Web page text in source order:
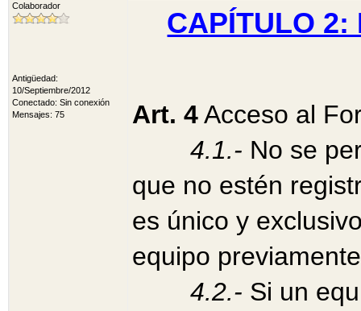
Colaborador
Antigüedad:
10/Septiembre/2012
Conectado: Sin conexión
Mensajes: 75
CAPÍTULO
Art. 4Acceso al
4.1.- No se
que no estén
es único y
equipo
4.2.- Si un